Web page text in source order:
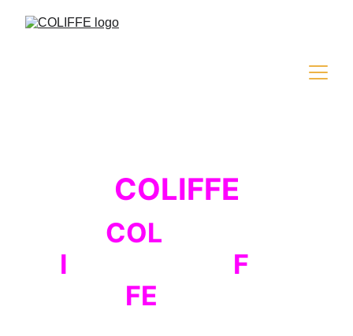
COLIFFE
COL
I
F
FE